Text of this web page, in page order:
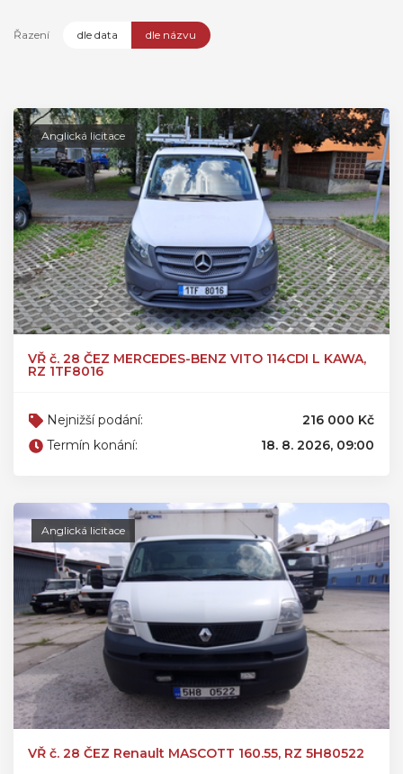
Řazení dle data dle názvu
Anglická licitace
VŘ č. 28 ČEZ MERCEDES-BENZ VITO 114CDI L KAWA,
RZ 1TF8016
Nejnižší podání:
216 000 Kč
Termín konání:
18. 8. 2026, 09:00
Anglická licitace
VŘ č. 28 ČEZ Renault MASCOTT 160.55, RZ 5H80522